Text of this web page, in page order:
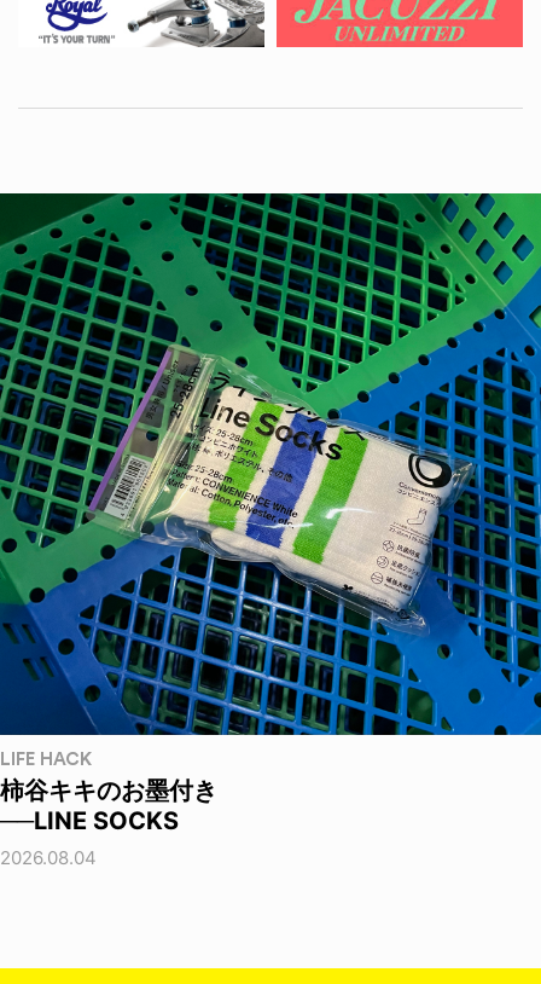
LIFE HACK
柿谷キキのお墨付き
──LINE SOCKS
2026.08.04